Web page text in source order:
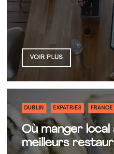
VOIR PLUS
DUBLIN EXPATRIÉS FRANCE
Où manger local
meilleurs